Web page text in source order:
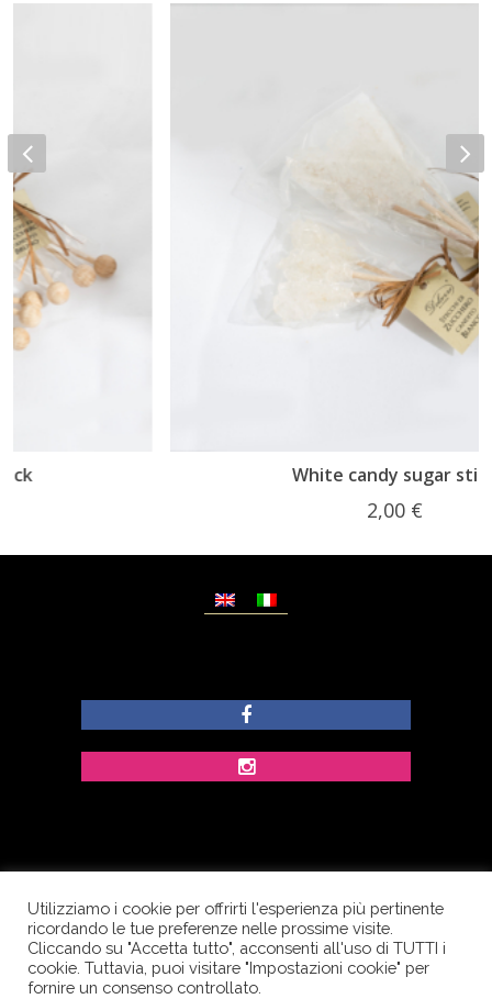
White candy sugar stick
© Copyright Dolcezze di Ferrentino A. - P.IVA
IT02609400656 - Tutti i diritti riservati.
Corso Palatucci, 65 - 84013 Cava de’ Tirreni (SA) -
Utilizziamo i cookie per offrirti l'esperienza più pertinente
ricordando le tue preferenze nelle prossime visite.
Cliccando su "Accetta tutto", acconsenti all'uso di TUTTI i
cookie. Tuttavia, puoi visitare "Impostazioni cookie" per
fornire un consenso controllato.